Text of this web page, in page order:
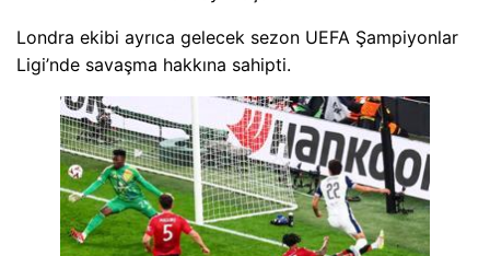
Londra ekibi ayrıca gelecek sezon UEFA Şampiyonlar
Ligi’nde savaşma hakkına sahipti.